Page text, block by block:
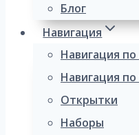
Блог
Навигация
Навигация
Навигация
Открытки
Наборы